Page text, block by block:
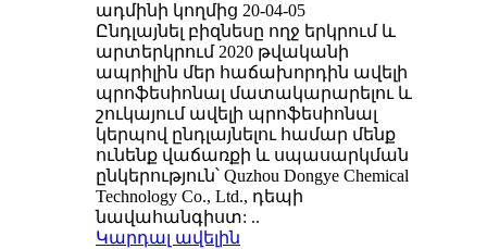
ադմինի կողմից 20-04-05
Ընդլայնել բիզնեսը ողջ երկրում և
արտերկրում 2020 թվականի
ապրիլին մեր հաճախորդին ավելի
պրոֆեսիոնալ մատակարարելու և
շուկայում ավելի պրոֆեսիոնալ
կերպով ընդլայնելու համար մենք
ունենք վաճառքի և սպասարկման
ընկերություն՝ Quzhou Dongye Chemical
Technology Co., Ltd., դեպի
նավահանգիստ: ..
Կարդալ ավելին